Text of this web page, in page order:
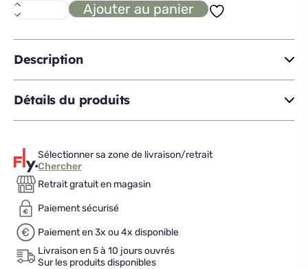
quantité
de
2
plateau
carré
GM
Ajouter au panier
Description
Détails du produits
Sélectionner sa zone de livraison/retrait
Chercher
Retrait gratuit en magasin
Paiement sécurisé
Paiement en 3x ou 4x disponible
Livraison en 5 à 10 jours ouvrés
Sur les produits disponibles